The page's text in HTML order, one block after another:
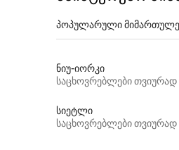
პოპულარული
ნიუ-იორკი
საცხოვრებლები თვიურად
სიეტლი
საცხოვრებლები თვიურად